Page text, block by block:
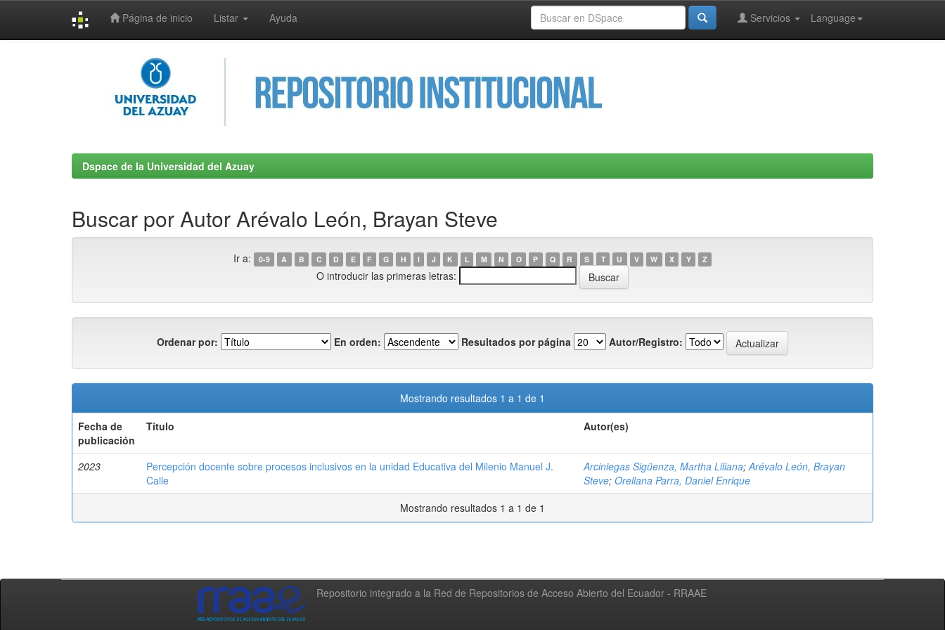
Página de inicio Listar Ayuda Language
Servicios
Dspace de la Universidad del Azuay
Buscar por Autor Arévalo León, Brayan Steve
Ir a: 0-9 A B C D E F G H I J K L M N O P Q R S T U V W X Y Z
O introducir las primeras letras:
Ordenar por: En orden: Resultados por página Autor/Registro:
Mostrando resultados 1 a 1 de 1
Fecha de
publicación
Título Autor(es)
2023
Percepción docente sobre procesos inclusivos en la unidad Educativa del Milenio Manuel J.
Calle
Arciniegas Sigüenza, Martha Liliana;Arévalo León, Brayan
Steve; Orellana Parra, Daniel Enrique
Mostrando resultados 1 a 1 de 1
Repositorio integrado a la Red de Repositorios de Acceso Abierto del Ecuador - RRAAE